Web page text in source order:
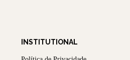
INSTITUTIONAL